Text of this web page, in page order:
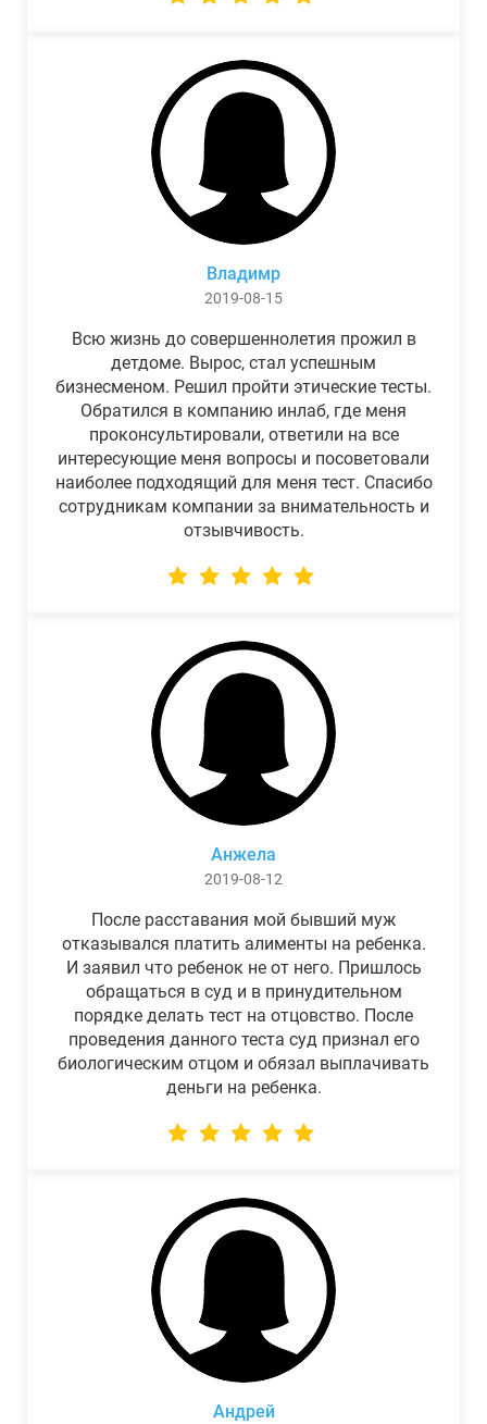
Владимр
2019-08-15
Всю жизнь до совершеннолетия прожил в
детдоме. Вырос, стал успешным
бизнесменом. Решил пройти этические тесты.
Обратился в компанию инлаб, где меня
проконсультировали, ответили на все
интересующие меня вопросы и посоветовали
наиболее подходящий для меня тест. Спасибо
сотрудникам компании за внимательность и
отзывчивость.
Анжела
2019-08-12
После расставания мой бывший муж
отказывался платить алименты на ребенка.
И заявил что ребенок не от него. Пришлось
обращаться в суд и в принудительном
порядке делать тест на отцовство. После
проведения данного теста суд признал его
биологическим отцом и обязал выплачивать
деньги на ребенка.
Андрей